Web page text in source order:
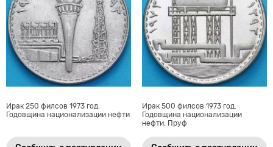
Ирак 250 филсов 1973 год.
Годовщина национализации нефти
Ирак 500 филсов 1973 год.
Годовщина национализации
нефти. Пруф